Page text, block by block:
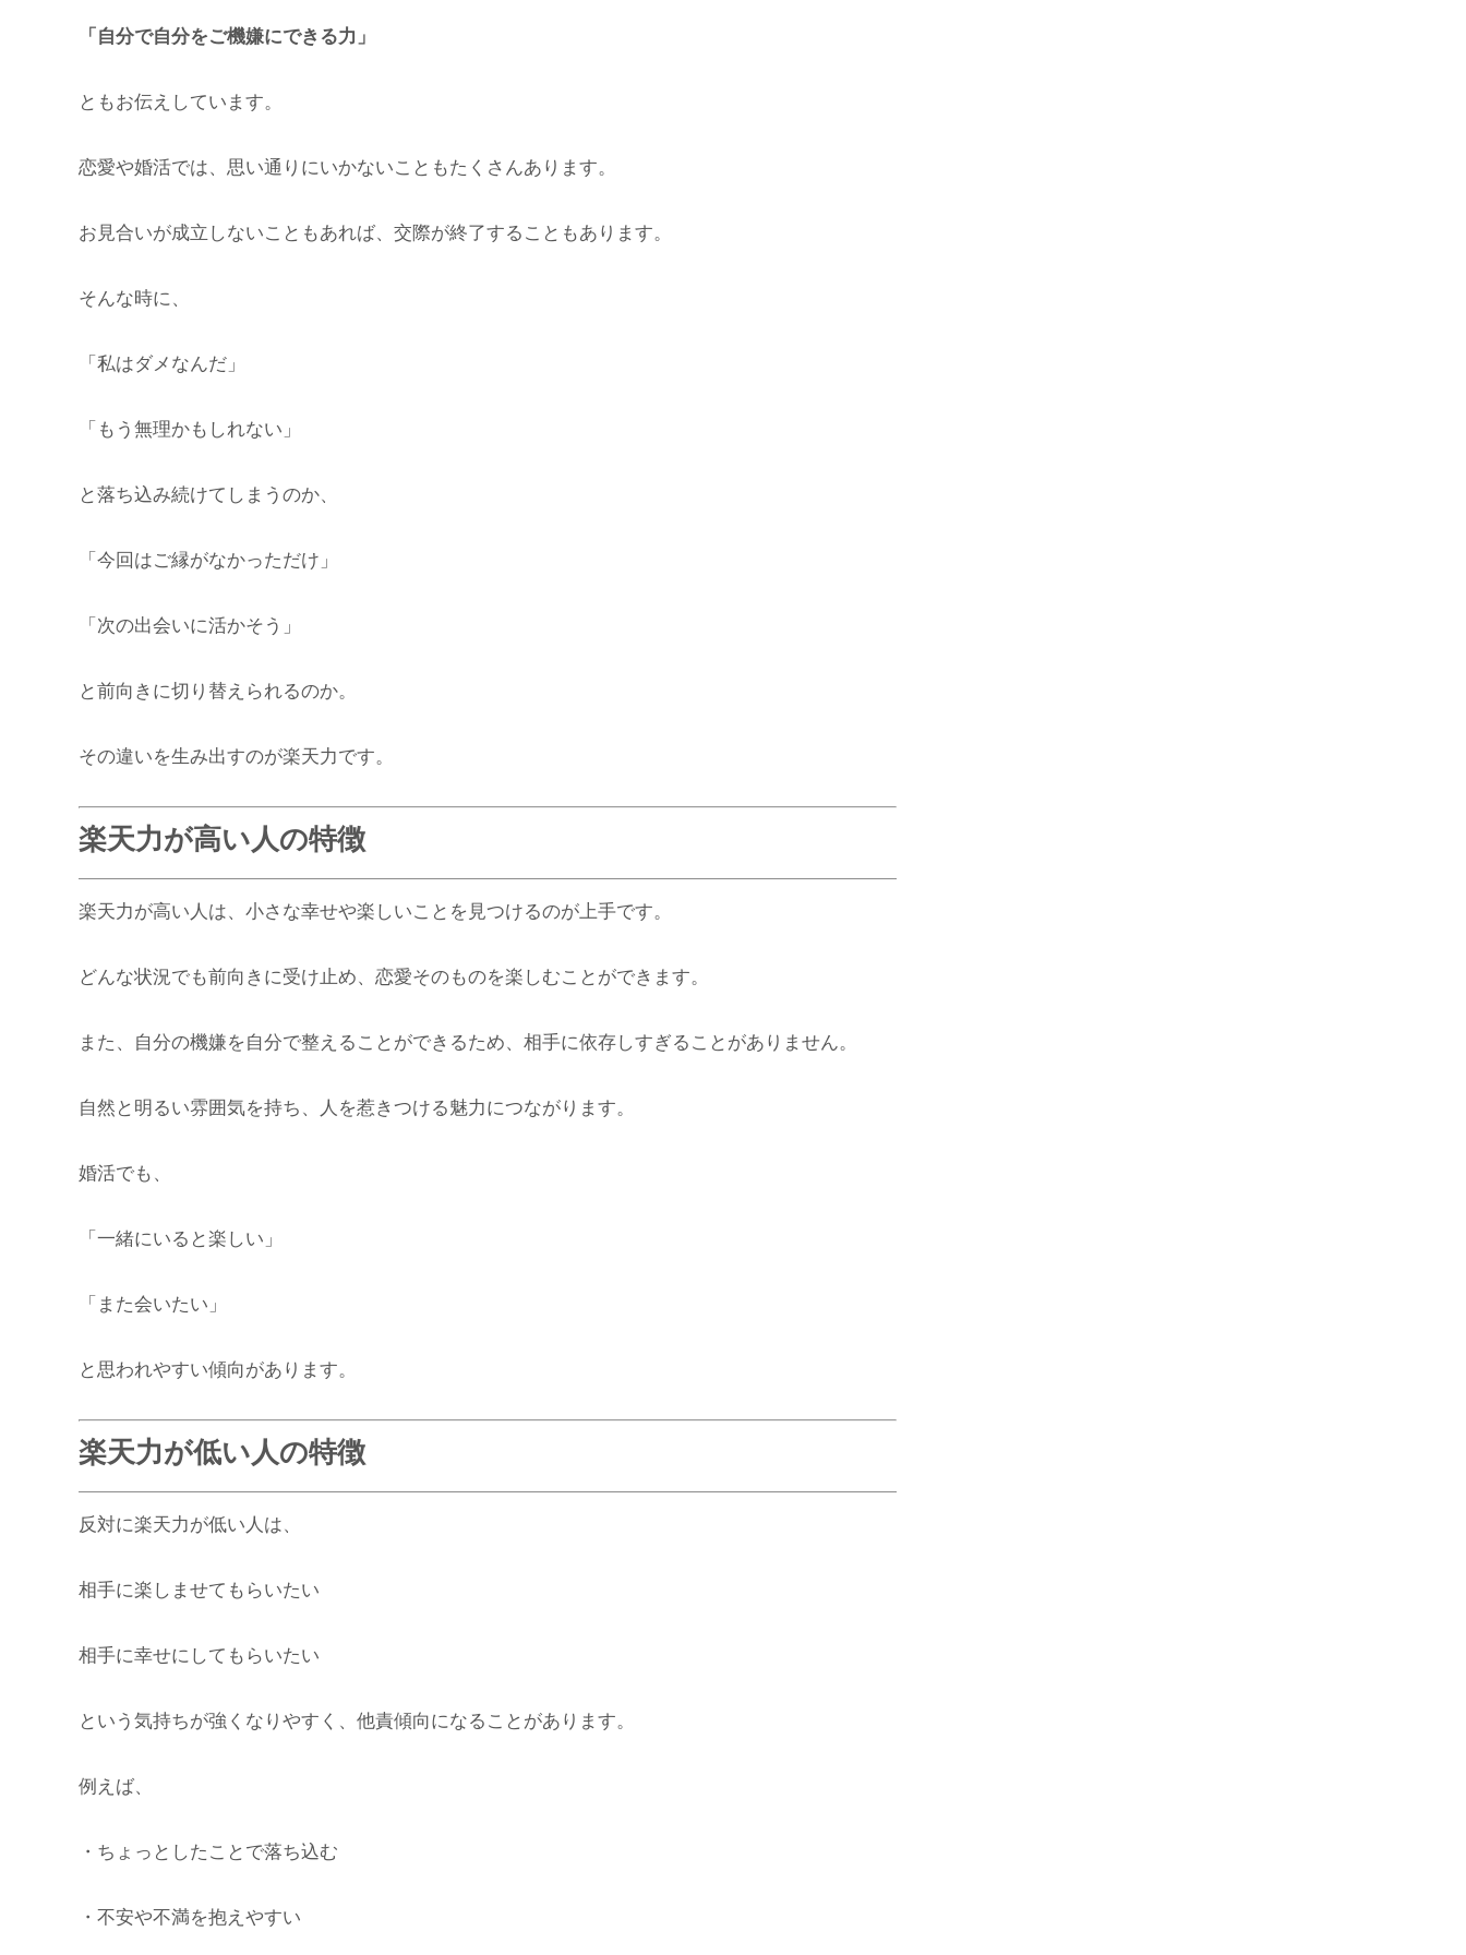
「自分で自分をご機嫌にできる力」
ともお伝えしています。
恋愛や婚活では、思い通りにいかないこともたくさんあります。
お見合いが成立しないこともあれば、交際が終了することもあります。
そんな時に、
「私はダメなんだ」
「もう無理かもしれない」
と落ち込み続けてしまうのか、
「今回はご縁がなかっただけ」
「次の出会いに活かそう」
と前向きに切り替えられるのか。
その違いを生み出すのが楽天力です。
楽天力が高い人の特徴
楽天力が高い人は、小さな幸せや楽しいことを見つけるのが上手です。
どんな状況でも前向きに受け止め、恋愛そのものを楽しむことができます。
また、自分の機嫌を自分で整えることができるため、相手に依存しすぎることがありません。
自然と明るい雰囲気を持ち、人を惹きつける魅力につながります。
婚活でも、
「一緒にいると楽しい」
「また会いたい」
と思われやすい傾向があります。
楽天力が低い人の特徴
反対に楽天力が低い人は、
相手に楽しませてもらいたい
相手に幸せにしてもらいたい
という気持ちが強くなりやすく、他責傾向になることがあります。
例えば、
・ちょっとしたことで落ち込む
・不安や不満を抱えやすい